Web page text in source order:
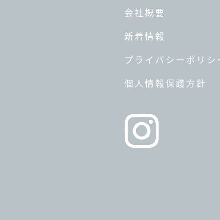
会社概要
新着情報
プライバシーポリシ
個人情報保護方針